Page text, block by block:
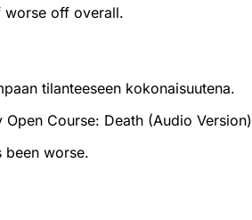
worse off overall.
tilanteeseen kokonaisuutena.
Open Course: Death (Audio Version)
been worse.